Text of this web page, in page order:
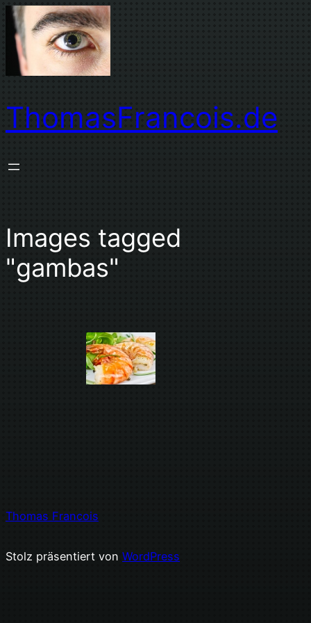
Zum
Inhalt
springen
ThomasFrancois.de
Images tagged
"gambas"
Thomas Francois
Stolz präsentiert von WordPress